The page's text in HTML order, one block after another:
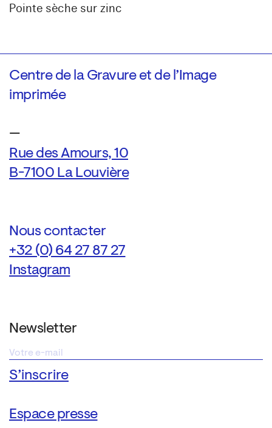
Pointe sèche sur zinc
Centre de la Gravure et de l’Image
imprimée
—
Rue des Amours, 10
B-7100 La Louvière
Nous contacter
+32 (0) 64 27 87 27
Instagram
Newsletter
Espace presse